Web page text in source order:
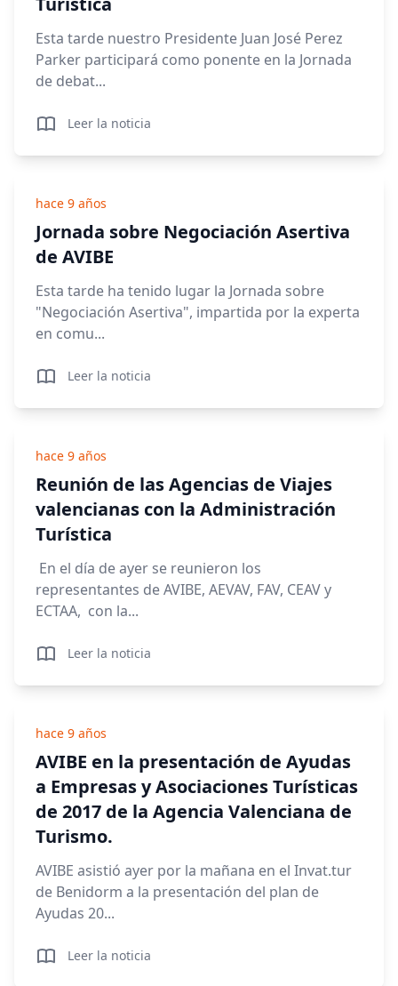
Esta tarde nuestro Presidente Juan José Perez
Parker participará como ponente en la Jornada
de debat...
Leer la noticia
hace 9 años
Jornada sobre Negociación Asertiva
de AVIBE
Esta tarde ha tenido lugar la Jornada sobre
"Negociación Asertiva", impartida por la experta
en comu...
Leer la noticia
hace 9 años
Reunión de las Agencias de Viajes
valencianas con la Administración
Turística
En el día de ayer se reunieron los
representantes de AVIBE, AEVAV, FAV, CEAV y
ECTAA, con la...
Leer la noticia
hace 9 años
AVIBE en la presentación de Ayudas
a Empresas y Asociaciones Turísticas
de 2017 de la Agencia Valenciana de
Turismo.
AVIBE asistió ayer por la mañana en el Invat.tur
de Benidorm a la presentación del plan de
Ayudas 20...
Leer la noticia